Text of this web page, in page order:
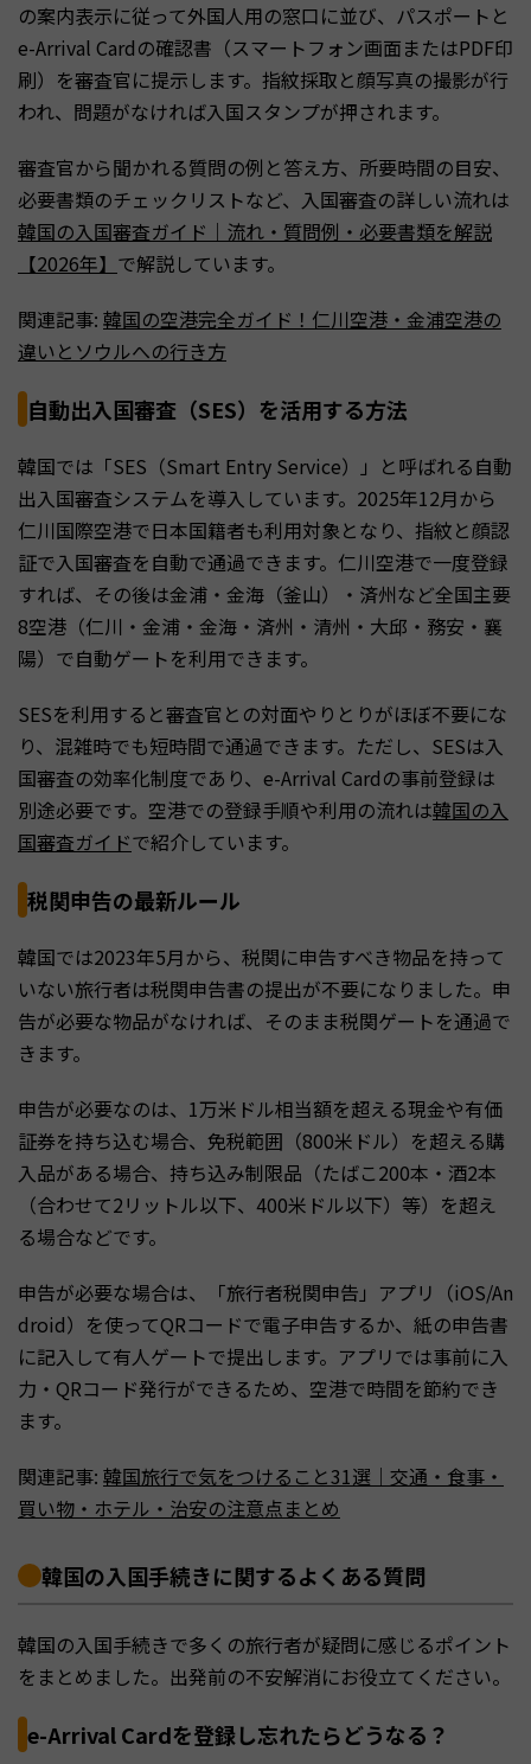
の案内表示に従って外国人用の窓口に並び、パスポートと
e-Arrival Cardの確認書（スマートフォン画面またはPDF印
刷）を審査官に提示します。指紋採取と顔写真の撮影が行
われ、問題がなければ入国スタンプが押されます。
審査官から聞かれる質問の例と答え方、所要時間の目安、
必要書類のチェックリストなど、入国審査の詳しい流れは
韓国の入国審査ガイド｜流れ・質問例・必要書類を解説
【2026年】 で解説しています。
関連記事: 韓国の空港完全ガイド！仁川空港・金浦空港の
違いとソウルへの行き方
自動出入国審査（SES）を活用する方法
韓国では「SES（Smart Entry Service）」と呼ばれる自動
出入国審査システムを導入しています。2025年12月から
仁川国際空港で日本国籍者も利用対象となり、指紋と顔認
証で入国審査を自動で通過できます。仁川空港で一度登録
すれば、その後は金浦・金海（釜山）・済州など全国主要
8空港（仁川・金浦・金海・済州・清州・大邱・務安・襄
陽）で自動ゲートを利用できます。
SESを利用すると審査官との対面やりとりがほぼ不要にな
り、混雑時でも短時間で通過できます。ただし、SESは入
国審査の効率化制度であり、e-Arrival Cardの事前登録は
別途必要です。空港での登録手順や利用の流れは韓国の入
国審査ガイドで紹介しています。
税関申告の最新ルール
韓国では2023年5月から、税関に申告すべき物品を持って
いない旅行者は税関申告書の提出が不要になりました。申
告が必要な物品がなければ、そのまま税関ゲートを通過で
きます。
申告が必要なのは、1万米ドル相当額を超える現金や有価
証券を持ち込む場合、免税範囲（800米ドル）を超える購
入品がある場合、持ち込み制限品（たばこ200本・酒2本
（合わせて2リットル以下、400米ドル以下）等）を超え
る場合などです。
申告が必要な場合は、「旅行者税関申告」アプリ（iOS/An
droid）を使ってQRコードで電子申告するか、紙の申告書
に記入して有人ゲートで提出します。アプリでは事前に入
力・QRコード発行ができるため、空港で時間を節約でき
ます。
関連記事: 韓国旅行で気をつけること31選｜交通・食事・
買い物・ホテル・治安の注意点まとめ
韓国の入国手続きに関するよくある質問
韓国の入国手続きで多くの旅行者が疑問に感じるポイント
をまとめました。出発前の不安解消にお役立てください。
e-Arrival Cardを登録し忘れたらどうなる？